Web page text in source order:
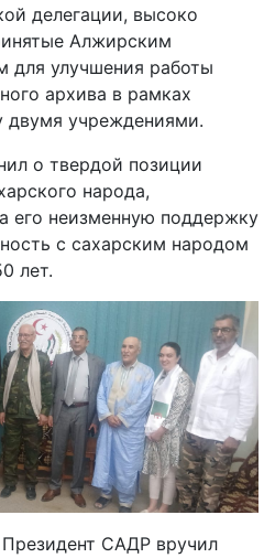
делегации, высоко
Алжирским
для улучшения работы
архива в рамках
двумя учреждениями.
о твердой позиции
народа,
его неизменную поддержку
с сахарским народом
лет.
САДР вручил